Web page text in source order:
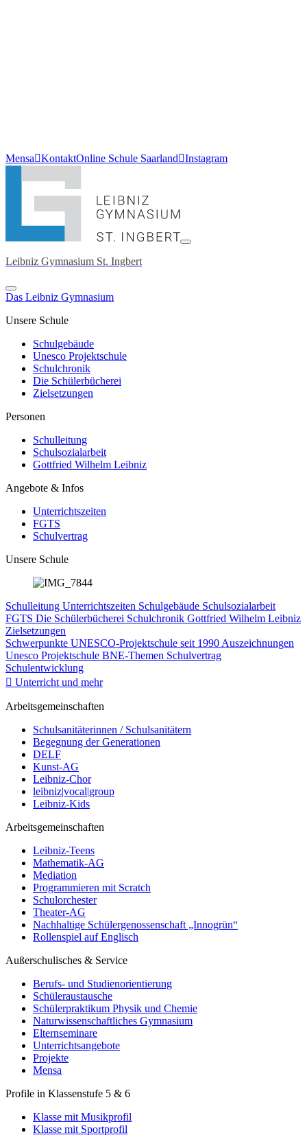
Mensa KontaktOnline Schule Saarland Instagram
Leibniz Gymnasium St. Ingbert
Das Leibniz Gymnasium
Unsere Schule
Schulgebäude
Unesco Projektschule
Schulchronik
Die Schülerbücherei
Zielsetzungen
Personen
Schulleitung
Schulsozialarbeit
Gottfried Wilhelm Leibniz
Angebote & Infos
Unterrichtszeiten
FGTS
Schulvertrag
Unsere Schule
Schulleitung Unterrichtszeiten Schulgebäude Schulsozialarbeit
FGTS Die Schülerbücherei Schulchronik Gottfried Wilhelm Leibniz
Zielsetzungen
Schwerpunkte UNESCO-Projektschule seit 1990 Auszeichnungen
Unesco Projektschule BNE-Themen Schulvertrag
Schulentwicklung
Unterricht und mehr
Arbeitsgemeinschaften
Schulsanitäterinnen / Schulsanitätern
Begegnung der Generationen
DELF
Kunst-AG
Leibniz-Chor
leibniz|vocal|group
Leibniz-Kids
Arbeitsgemeinschaften
Leibniz-Teens
Mathematik-AG
Mediation
Programmieren mit Scratch
Schulorchester
Theater-AG
Nachhaltige Schülergenossenschaft „Innogrün“
Rollenspiel auf Englisch
Außerschulisches & Service
Berufs- und Studienorientierung
Schüleraustausche
Schülerpraktikum Physik und Chemie
Naturwissenschaftliches Gymnasium
Elternseminare
Unterrichtsangebote
Projekte
Mensa
Profile in Klassenstufe 5 & 6
Klasse mit Musikprofil
Klasse mit Sportprofil